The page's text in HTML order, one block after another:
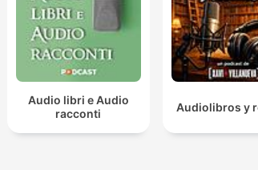
Audio libri e Audio
racconti
Audiolibros y